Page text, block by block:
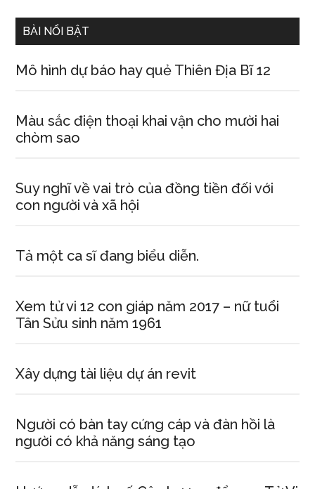
BÀI NỔI BẬT
Mô hình dự báo hay quẻ Thiên Địa Bĩ 12
Màu sắc điện thoại khai vận cho mười hai
chòm sao
Suy nghĩ về vai trò của đồng tiền đối với
con người và xã hội
Tả một ca sĩ đang biểu diễn.
Xem tử vi 12 con giáp năm 2017 – nữ tuổi
Tân Sửu sinh năm 1961
Xây dựng tài liệu dự án revit
Người có bàn tay cứng cáp và đàn hồi là
người có khả năng sáng tạo